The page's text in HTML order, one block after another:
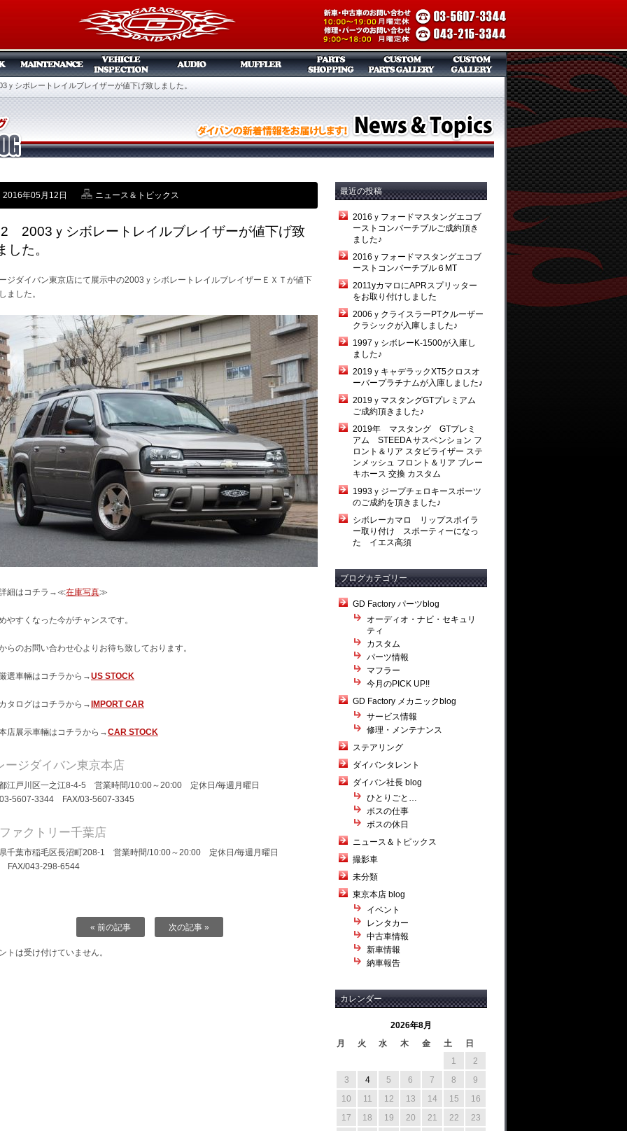
ｙシボレートレイルブレイザーが値下げ致しました。
2016年05月12日 ニュース＆トピックス
2003ｙシボレートレイルブレイザーが値下げ致
した。
ジダイバン東京店にて展示中の2003ｙシボレートレイルブレイザーＥＸＴが値下
ました。
細はコチラ→≪在庫写真≫
やすくなった今がチャンスです。
らのお問い合わせ心よりお待ち致しております。
選車輛はコチラから→US STOCK
タログはコチラから→ IMPORT CAR
店展示車輛はコチラから→CAR STOCK
ージダイバン東京本店
江戸川区一之江8-4-5 営業時間/10:00～20:00 定休日/毎週月曜日
5607-3344 FAX/03-5607-3345
ァクトリー千葉店
千葉市稲毛区長沼町208-1 営業時間/10:00～20:00 定休日/毎週月曜日
FAX/043-298-6544
« 前の記事 次の記事 »
トは受け付けていません。
最近の投稿
2016ｙフォードマスタングエコブ
ーストコンバーチブルご成約頂き
ました♪
2016ｙフォードマスタングエコブ
ーストコンバーチブル６MT
2011yカマロにAPRスプリッター
をお取り付けしました
2006ｙクライスラーPTクルーザー
クラシックが入庫しました♪
1997ｙシボレーK-1500が入庫し
ました♪
2019ｙキャデラックXT5クロスオ
ーバープラチナムが入庫しました♪
2019ｙマスタングGTプレミアム
ご成約頂きました♪
2019年 マスタング GTプレミ
アム STEEDA サスペンション フ
ロント＆リア スタビライザー ステ
ンメッシュ フロント＆リア ブレー
キホース 交換 カスタム
1993ｙジープチェロキースポーツ
のご成約を頂きました♪
シボレーカマロ リップスポイラ
ー取り付け スポーティーになっ
た イエス高須
ブログカテゴリー
GD Factory パーツblog
オーディオ・ナビ・セキュリ
ティ
カスタム
パーツ情報
マフラー
今月のPICK UP!!
GD Factory メカニックblog
サービス情報
修理・メンテナンス
ステアリング
ダイバンタレント
ダイバン社長 blog
ひとりごと…
ボスの仕事
ボスの休日
ニュース＆トピックス
撮影車
未分類
東京本店 blog
イベント
レンタカー
中古車情報
新車情報
納車報告
カレンダー
2026年8月
月
火 水 木 金 土
日
1
2
3
4 5 6 7 8
9
10
11 12 13 14 15
16
17
18 19 20 21 22
23